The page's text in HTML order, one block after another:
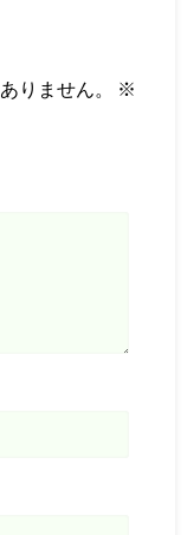
りません。
※